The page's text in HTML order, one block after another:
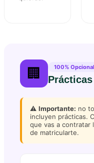
🏢 100%
⚠️ Importante: no
incluyen prácticas.
que vas a contratar
de matricularte.